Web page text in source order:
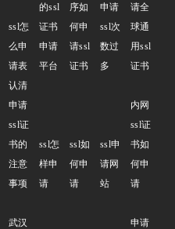
ssl怎
么申
请表
的ssl
证书
申请
平台
序如
何申
请ssl
证书
申请
ssl次
数过
多
请全
球通
用ssl
证书
认清
申请
ssl证
书的
注意
事项
ssl怎
样申
请
ssl如
何申
请
ssl申
请网
站
内网
ssl证
书如
何申
请
武汉
申请